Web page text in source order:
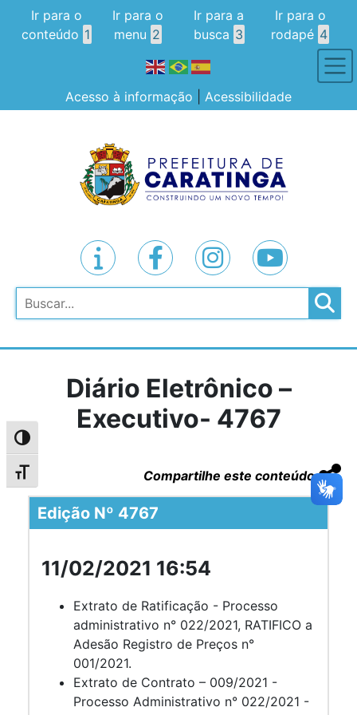
Alternar alto contraste
Alternar tamanho da fonte
Ir para o
conteúdo 1
Ir para o
menu 2
Ir para a
busca 3
Ir para o
rodapé 4
Acesso à informação Acessibilidade
Pesquisar
Diário Eletrônico –
Executivo- 4767
Compartilhe este conteúdo
Edição Nº 4767
11/02/2021 16:54
Extrato de Ratificação - Processo
administrativo n° 022/2021, RATIFICO a
Adesão Registro de Preços n°
001/2021.
Extrato de Contrato – 009/2021 -
Processo Administrativo n° 022/2021 -